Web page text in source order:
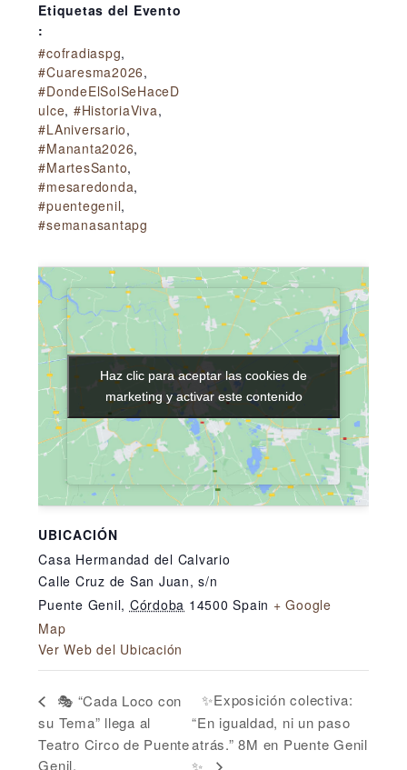
Etiquetas del Evento
:
#cofradiaspg,
#Cuaresma2026,
#DondeElSolSeHaceD
ulce, #HistoriaViva,
#LAniversario,
#Mananta2026,
#MartesSanto,
#mesaredonda,
#puentegenil,
#semanasantapg
UBICACIÓN
Casa Hermandad del Calvario
Calle Cruz de San Juan, s/n
Puente Genil, Córdoba 14500 Spain + Google
Map
Ver Web del Ubicación
Haz clic para aceptar las cookies de
marketing y activar este contenido
Haz clic para aceptar las cookies de
marketing y activar este contenido
🎭 “Cada Loco con
su Tema” llega al
Teatro Circo de Puente
Genil.
✨Exposición colectiva:
“En igualdad, ni un paso
atrás.” 8M en Puente Genil
✨